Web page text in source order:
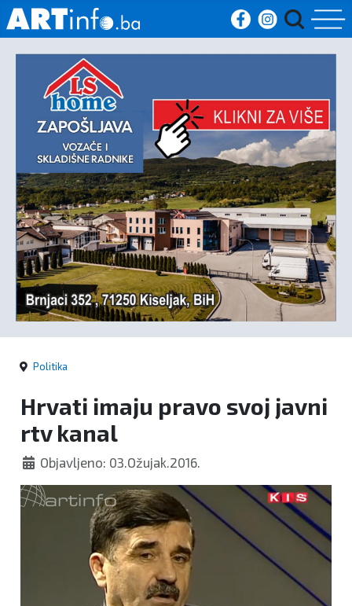
Početna
Vijesti
Sport
Kultura
Crna
kronika
Politika
Politika
Hrvati imaju pravo svoj javni
rtv kanal
Objavljeno: 03.Ožujak.2016.